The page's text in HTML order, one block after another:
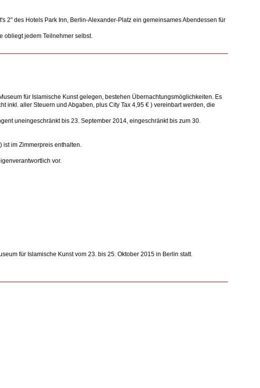
2" des Hotels Park Inn, Berlin-Alexander-Platz ein gemeinsames Abendessen für
obliegt jedem Teilnehmer selbst.
für Islamische Kunst gelegen, bestehen Übernachtungsmöglichkeiten. Es
inkl. aller Steuern und Abgaben, plus City Tax 4,95 € ) vereinbart werden, die
uneingeschränkt bis 23. September 2014, eingeschränkt bis zum 30.
ist im Zimmerpreis enthalten.
vor.
für Islamische Kunst vom 23. bis 25. Oktober 2015 in Berlin statt.